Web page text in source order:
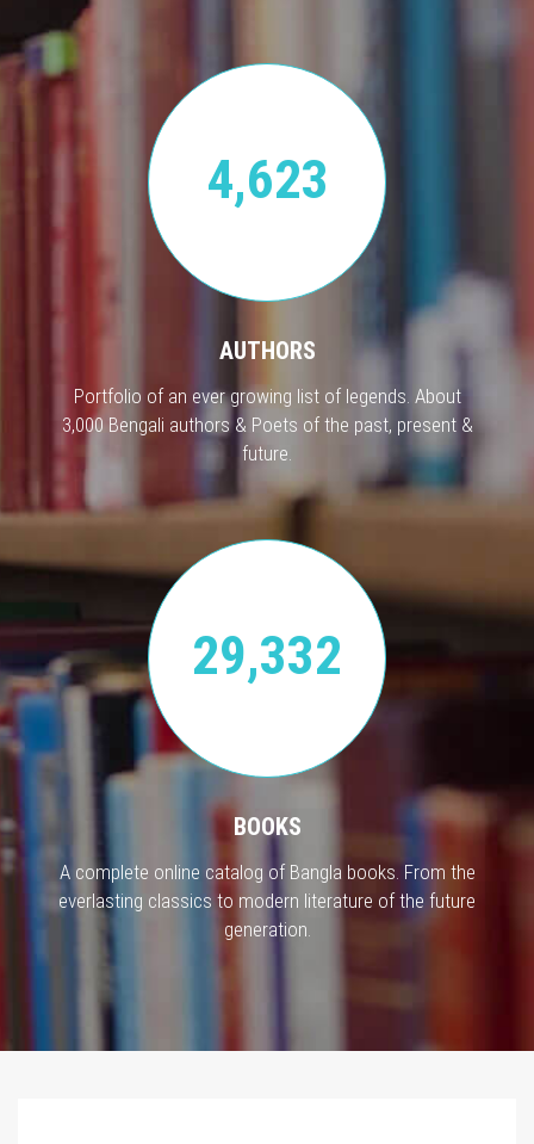
4,623
AUTHORS
Portfolio of an ever growing list of legends. About
3,000 Bengali authors & Poets of the past, present &
future.
29,332
BOOKS
A complete online catalog of Bangla books. From the
everlasting classics to modern literature of the future
generation.